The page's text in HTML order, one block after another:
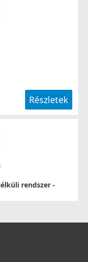
Részletek
rendszer -